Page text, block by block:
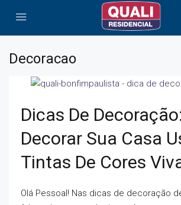
Decoracao
Dicas De
Decorar Sua Casa
Tintas De Cores
Olá Pessoal! Nas dicas de decoração